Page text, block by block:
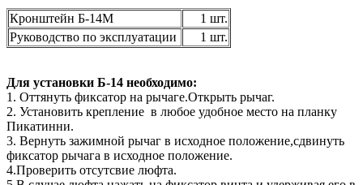
Кронштейн Б-14М
1 шт.
Руководство по эксплуатации
1 шт.
Для установки Б-14 необходимо:
1. Оттянуть фиксатор на рычаге.Открыть рычаг.
2. Установить крепление в любое удобное место на планку
Пикатинни.
3. Вернуть зажимной рычаг в исходное положение,сдвинуть
фиксатор рычага в исходное положение.
4.Проверить отсутсвие люфта.